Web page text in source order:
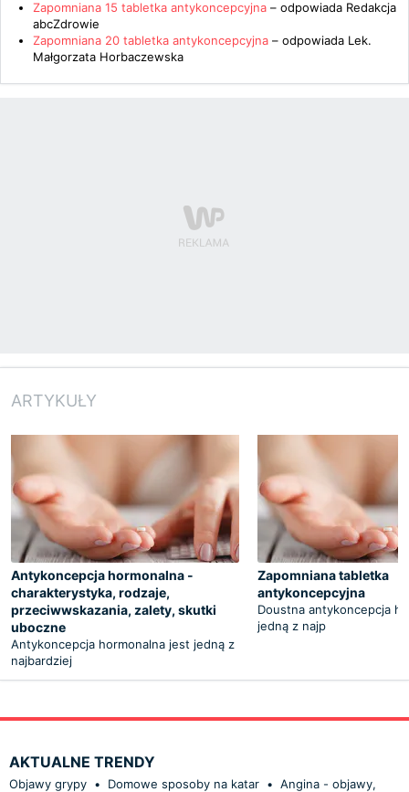
Zapomniana 15 tabletka antykoncepcyjna – odpowiada Redakcja
abcZdrowie
Zapomniana 20 tabletka antykoncepcyjna – odpowiada Lek.
Małgorzata Horbaczewska
ARTYKUŁY
Antykoncepcja hormonalna -
charakterystyka, rodzaje,
przeciwwskazania, zalety, skutki
uboczne
Antykoncepcja hormonalna jest jedną z
najbardziej
Zapomniana tabletka
antykoncepcyjna
Doustna antykoncepcja
jedną z najp
AKTUALNE TRENDY
Objawy grypy • Domowe sposoby na katar • Angina - objawy,